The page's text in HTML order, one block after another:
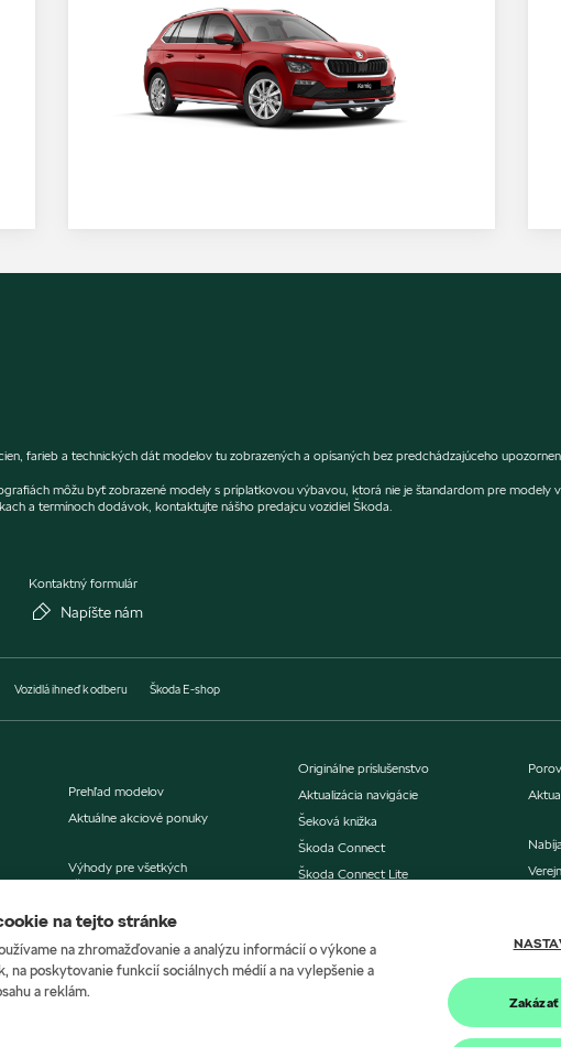
farieb a technických dát modelov tu zobrazených a opísaných bez predchádzajúceho
môžu byť zobrazené modely s príplatkovou výbavou, ktorá nie je štandardom pre modely
a termínoch dodávok, kontaktujte nášho predajcu vozidiel Škoda.
Kontaktný formulár
Napíšte nám
Vozidlá ihneď k odberu Škoda E-shop
Prehľad modelov
Aktuálne akciové ponuky
Výhody pre všetkých
už od 1 vozidla
Ponuka financovania
Poistenie
Originálne príslušenstvo
Aktualizácia navigácie
Šeková knižka
Škoda Connect
Škoda Connect Lite
eMobilita
na tejto stránke
na zhromažďovanie a analýzu informácií o výkone a
na poskytovanie funkcií sociálnych médií a na vylepšenie a
a reklám.